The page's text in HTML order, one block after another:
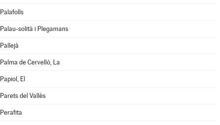
Palafolls
Palau-solità i Plegamans
Pallejà
Palma de Cervelló, La
Papiol, El
Parets del Vallès
Perafita